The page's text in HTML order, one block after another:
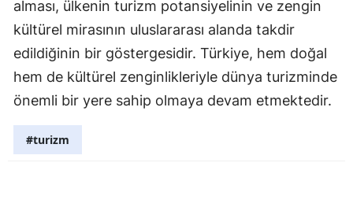
Tekirdağ
Trabzon
Tunceli
alması, ülkenin turizm potansiyelinin ve zengin
kültürel mirasının uluslararası alanda takdir
edildiğinin bir göstergesidir. Türkiye, hem doğal
hem de kültürel zenginlikleriyle dünya turizminde
önemli bir yere sahip olmaya devam etmektedir.
#turizm